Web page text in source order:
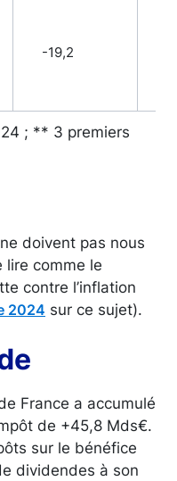
-19,2
; ** 3 premiers
doivent pas nous
lire comme le
contre l’inflation
2024 sur ce sujet).
France a accumulé
de +45,8 Mds€.
sur le bénéfice
dividendes à son